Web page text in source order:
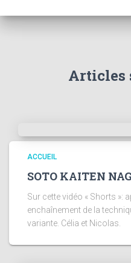
Articles
ACCUEIL
SOTO KAITEN
Sur cette vidéo « Shorts »:
enchaînement de la
variante. Célia et Nicolas.